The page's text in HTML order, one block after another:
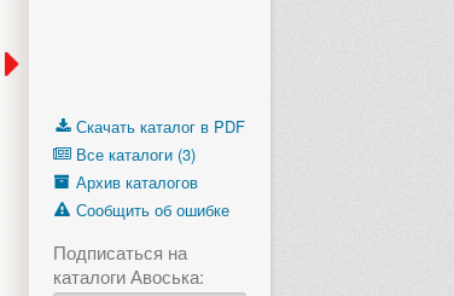
Скачать каталог в PDF
Все каталоги (3)
Архив каталогов
Сообщить об ошибке
Подписаться на
каталоги Авоська: